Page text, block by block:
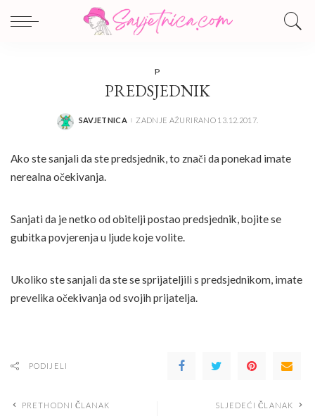
P
PREDSJEDNIK
POSTED
SAVJETNICA ZADNJE AŽURIRANO 13.12.2017.
Ako ste sanjali da ste predsjednik, to znači da ponekad imate
nerealna očekivanja.
Sanjati da je netko od obitelji postao predsjednik, bojite se
gubitka povjerenja u ljude koje volite.
Ukoliko ste sanjali da ste se sprijateljili s predsjednikom, imate
prevelika očekivanja od svojih prijatelja.
PODIJELI
PRETHODNI ČLANAK SLJEDEĆI ČLANAK